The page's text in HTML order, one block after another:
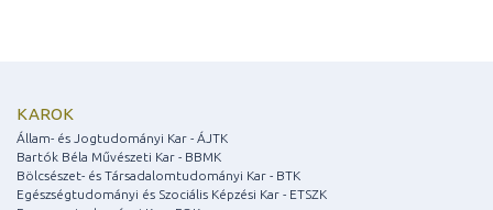
KAROK
Állam- és Jogtudományi Kar - ÁJTK
Bartók Béla Művészeti Kar - BBMK
Bölcsészet- és Társadalomtudományi Kar - BTK
Egészségtudományi és Szociális Képzési Kar - ETSZK